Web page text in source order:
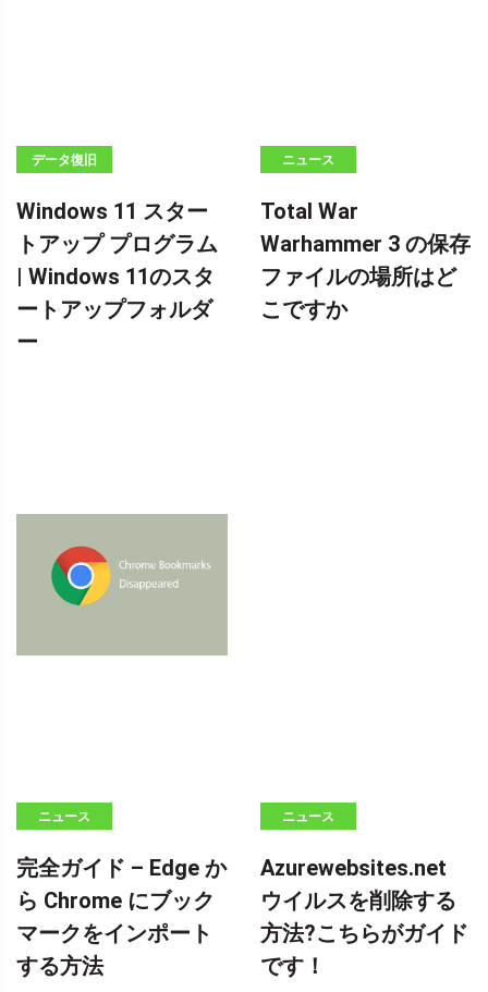
データ復旧
Windows 11 スター
トアップ プログラム
| Windows 11のスタ
ートアップフォルダ
ー
ニュース
Total War
Warhammer 3 の保存
ファイルの場所はど
こですか
ニュース
完全ガイド – Edge か
ら Chrome にブック
マークをインポート
する方法
ニュース
Azurewebsites.net
ウイルスを削除する
方法?こちらがガイド
です！